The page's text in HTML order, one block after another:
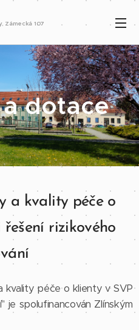
Zámecká 107
dotace
a kvality péče o
rizikového
péče o klienty v SVP
je spolufinancován Zlínským